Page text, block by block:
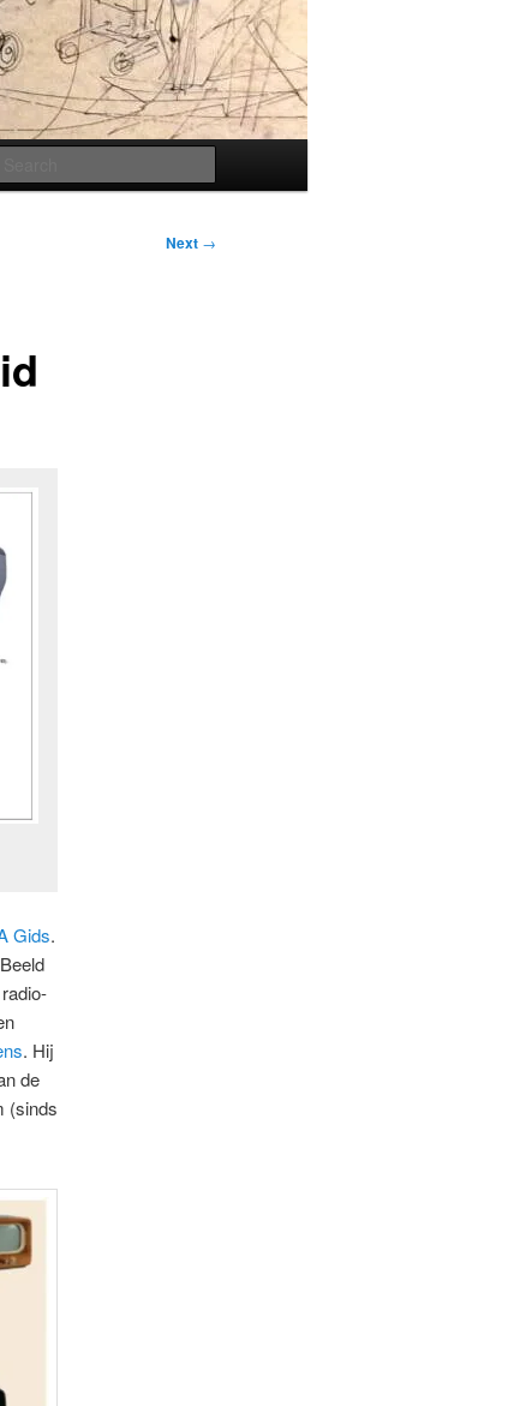
Next →
Gids.
. Hij
de
(sinds